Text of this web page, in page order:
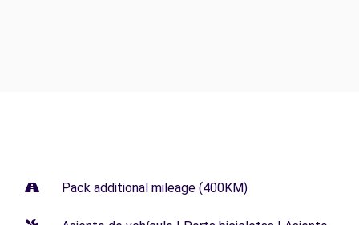
Pack additional mileage (400KM)